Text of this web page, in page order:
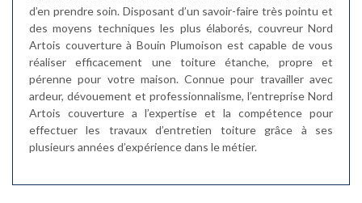
d’en prendre soin. Disposant d’un savoir-faire très pointu et
des moyens techniques les plus élaborés, couvreur Nord
Artois couverture à Bouin Plumoison est capable de vous
réaliser efficacement une toiture étanche, propre et
pérenne pour votre maison. Connue pour travailler avec
ardeur, dévouement et professionnalisme, l’entreprise Nord
Artois couverture a l’expertise et la compétence pour
effectuer les travaux d’entretien toiture grâce à ses
plusieurs années d’expérience dans le métier.